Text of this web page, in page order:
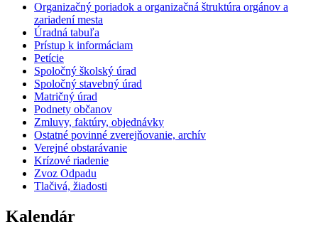
Organizačný poriadok a organizačná štruktúra orgánov a
zariadení mesta
Úradná tabuľa
Prístup k informáciam
Petície
Spoločný školský úrad
Spoločný stavebný úrad
Matričný úrad
Podnety občanov
Zmluvy, faktúry, objednávky
Ostatné povinné zverejňovanie, archív
Verejné obstarávanie
Krízové riadenie
Zvoz Odpadu
Tlačivá, žiadosti
Kalendár